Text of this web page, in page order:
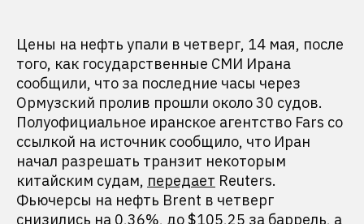
Цены на нефть упали в четверг, 14 мая, после
того, как государственные СМИ Ирана
сообщили, что за последние часы через
Ормузский пролив прошли около 30 судов.
Полуофициальное иранское агентство Fars со
ссылкой на источник сообщило, что Иран
начал разрешать транзит некоторым
китайским судам, передает Reuters.
Фьючерсы на нефть Brent в четверг
снизились на 0,36%, до $105,25 за баррель, а